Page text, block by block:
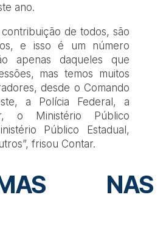
ano.
contribuição de todos, são
e isso é um número
apenas daqueles que
mas temos muitos
desde o Comando
a Polícia Federal, a
o Ministério Público
Público Estadual,
frisou Contar.
NAS